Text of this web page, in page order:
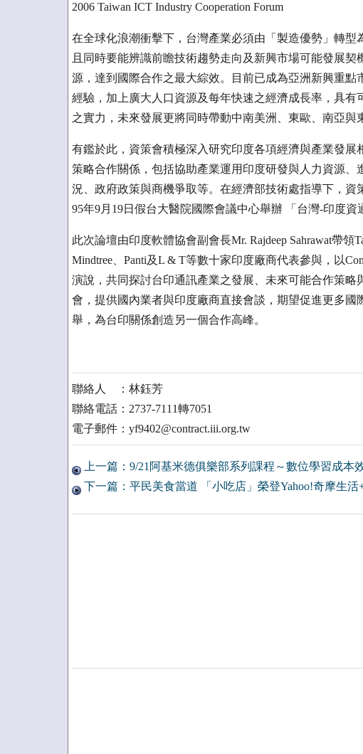
2006 Taiwan ICT Industry Cooperation Forum
在全球化浪潮衝擊下，台灣產業必須由「製造優勢」轉型
且同時要能辨識前瞻技術趨勢走向及新興市場可能發展
源，達到國際合作之最大綜效。目前已成為亞洲新興重
經驗，加上廣大人口資源及每年快速之經濟成長率，具有
之實力，未來發展更將同時帶動中南美洲、東歐、南亞與
有鑑於此，資策會積極深入研究印度各項經濟與產業發
策略合作關係，包括協助產業運用印度研發與人力資源
況、政府政策與商機爭取等。在經濟部技術處指導下，資
95年9月19日假台大醫院國際會議中心舉辦 「台灣-印度資
此次論壇由印度軟體協會副會長Mr. Rajdeep Sahrawat帶領
Mindtree、Panti及L & T等數十家印度廠商代表參與，以
演說，共同探討台印通訊產業之發展、未來可能合作策
會，提供國內業者與印度廠商直接會談，期望促進更多
舉，為台印關係創造另一個合作高峰。
聯絡人 ：林鈺芳
聯絡電話：2737-7111轉7051
電子郵件：yf9402@contract.iii.org.tw
上一篇：9/21阿基米德俱樂部系列課程～數位學習成本
下一篇：平民美食當道 「小吃店」榮登Yahoo!奇摩生活